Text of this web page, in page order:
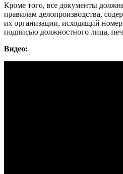
Кроме того, все документы
правилам делопроизводства,
их организации, исходящий
подписью должностного лица,
Видео: